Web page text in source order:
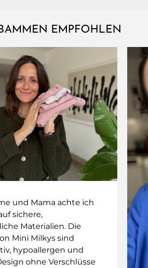
EMPFOHLEN
und Mama achte ich
sichere,
Materialien. Die
Mini Milkys sind
hypoallergen und
ohne Verschlüsse